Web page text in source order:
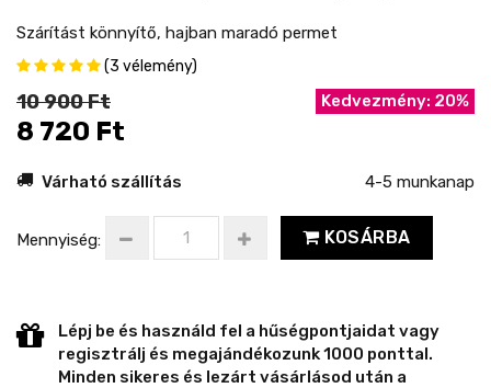
Szárítást könnyítő, hajban maradó permet
(3 vélemény)
10 900 Ft
8 720 Ft
Kedvezmény: 20%
Várható szállítás 4-5 munkanap
Mennyiség: KOSÁRBA
Lépj be és használd fel a hűségpontjaidat vagy
regisztrálj és megajándékozunk 1000 ponttal.
Minden sikeres és lezárt vásárlásod után a